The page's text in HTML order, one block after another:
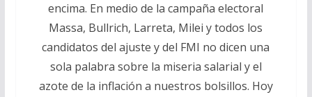
encima. En medio de la campaña electoral
Massa, Bullrich, Larreta, Milei y todos los
candidatos del ajuste y del FMI no dicen una
sola palabra sobre la miseria salarial y el
azote de la inflación a nuestros bolsillos. Hoy